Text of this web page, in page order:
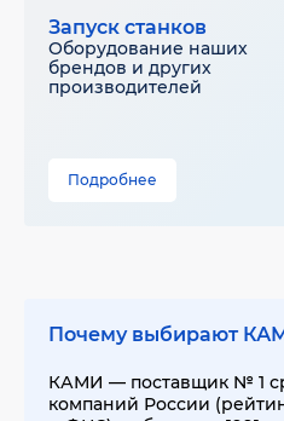
Запуск станков
Оборудование наших
брендов и других
производителей
Подробнее
Почему выбирают
КАМИ — поставщик № 1
компаний России